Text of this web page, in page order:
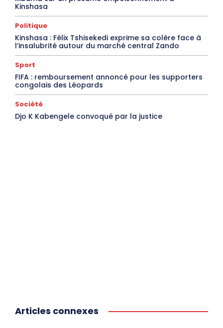
Kinshasa
Politique
Kinshasa : Félix Tshisekedi exprime sa colère face à
l’insalubrité autour du marché central Zando
Sport
FIFA : remboursement annoncé pour les supporters
congolais des Léopards
Société
Djo K Kabengele convoqué par la justice
Articles connexes